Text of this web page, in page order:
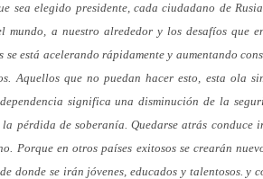
sea elegido presidente, cada ciudadano de
mundo, a nuestro alrededor y los desafíos que
se está acelerando rápidamente y aumentando
Aquellos que no puedan hacer esto, esta ola
significa una disminución de la
la pérdida de soberanía. Quedarse atrás
Porque en otros países exitosos se crearán
donde se irán jóvenes, educados y talentosos.